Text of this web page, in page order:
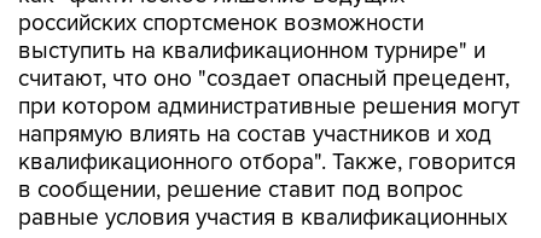
считают, что оно "создает опасный прецедент,
при котором административные решения могут
напрямую влиять на состав участников и ход
квалификационного отбора". Также, говорится
в сообщении, решение ставит под вопрос
равные условия участия в квалификационных
соревнованиях для спортсменов всех
национальных федераций.